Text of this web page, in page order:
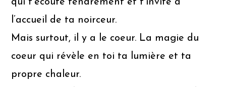
qui t’écoute tendrement et t’invite à
l’accueil de ta noirceur.
Mais surtout, il y a le coeur. La magie du
coeur qui révèle en toi ta lumière et ta
propre chaleur.